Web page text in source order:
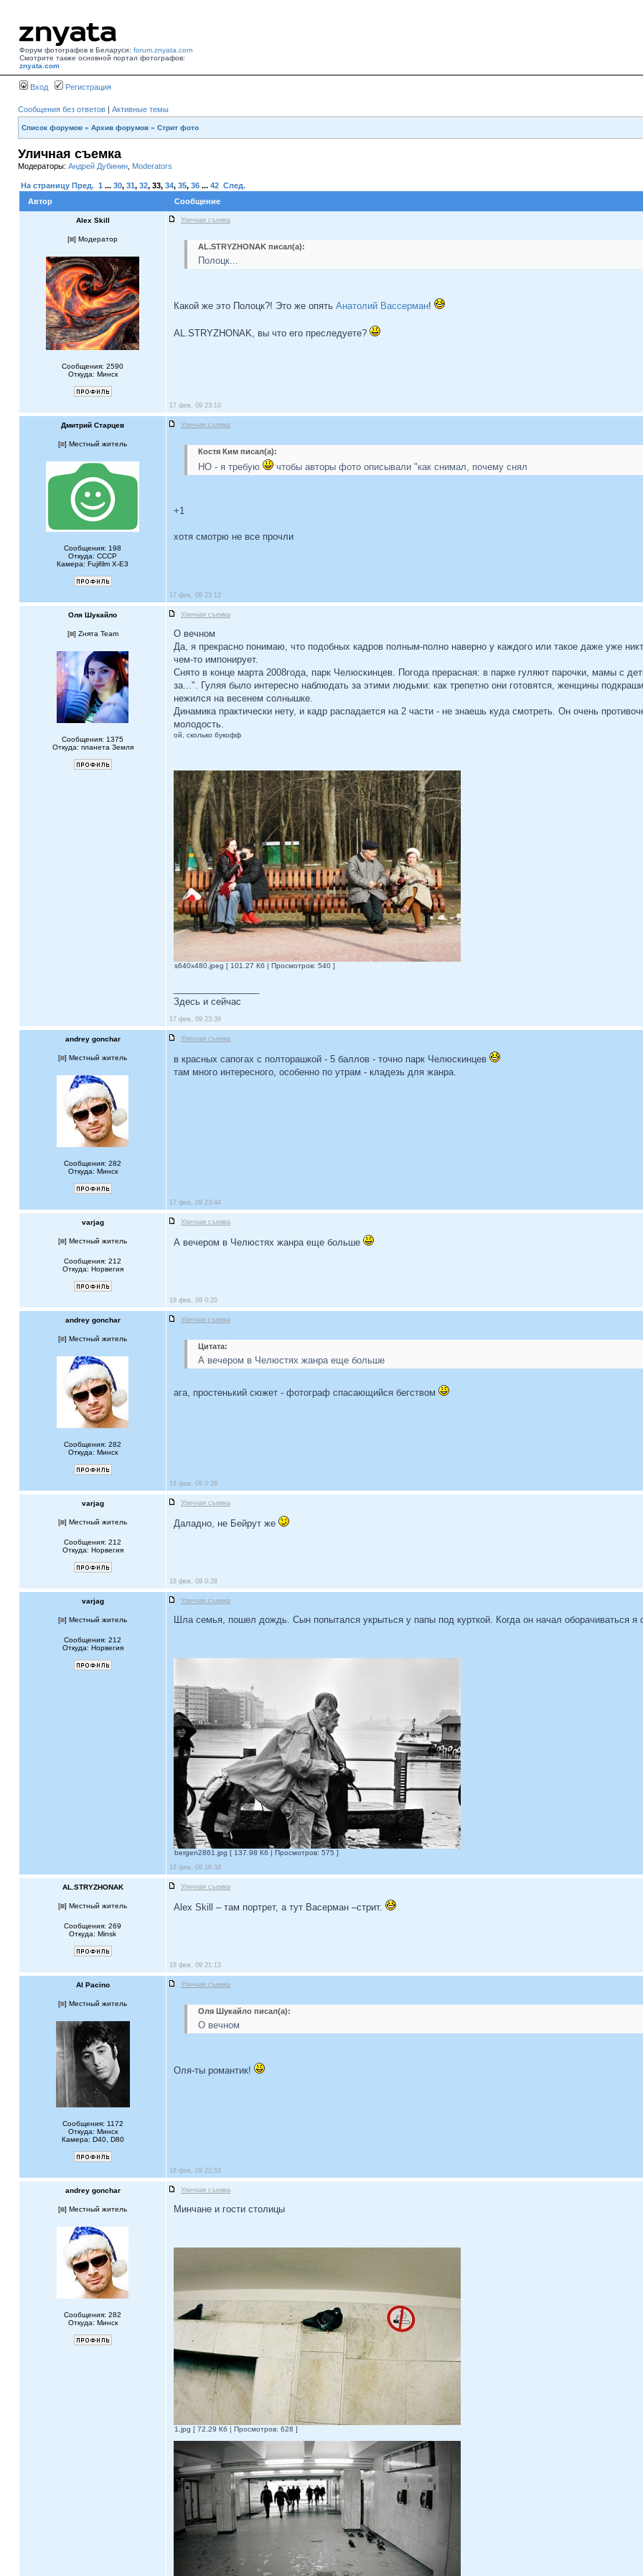
Форум фотографов в Беларуси: forum.znyata.com
Смотрите также основной портал фотографов:
znyata.com
Вход Регистрация
Сообщения без ответов | Активные темы
Список форумов » Архив форумов » Стрит фото
Уличная съемка
Модераторы: Андрей Дубинин Moderators
На страницу Пред. 1 ... 30, 31, 32, 33, 34, 35, 36 ... 42 След.
Автор
Сообщение
Alex Skill Уличная съемка
[ ] Модератор
Сообщения: 2590
Откуда: Минск
AL.STRYZHONAK писал(а):
Полоцк...
Какой же это Полоцк?! Это же опять Анатолий Вассерман!
AL.STRYZHONAK, вы что его преследуете?
17 фев, 09 23:10
Дмитрий Старцев Уличная съемка
[ ] Местный житель
Сообщения: 198
Откуда: СССР
Камера: Fujifilm X-Е3
Костя Ким писал(а):
НО - я требую чтобы авторы фото описывали "как снимал, почему снял
+1
хотя смотрю не все прочли
17 фев, 09 23:12
Оля Шукайло Уличная съемка
[ ] Zнята Team
Сообщения: 1375
Откуда: планета Земля
О вечном
Да, я прекрасно понимаю, что подобных кадров полным-полно наверно у каждого или такое даже уже
чем-то импонирует.
Снято в конце марта 2008года, парк Челюскинцев. Погода прерасная: в парке гуляют парочки, мамы с
за...". Гуляя было интересно наблюдать за этими людьми: как трепетно они готовятся, женщины
нежился на весенем солнышке.
Динамика практически нету, и кадр распадается на 2 части - не знаешь куда смотреть. Он очень
молодость.
ой, сколько букофф
s640x480.jpeg [ 101.27 Кб | Просмотров: 540 ]
Здесь и сейчас
17 фев, 09 23:39
andrey gonchar Уличная съемка
[ ] Местный житель
Сообщения: 282
Откуда: Минск
в красных сапогах с полторашкой - 5 баллов - точно парк Челюскинцев
там много интересного, особенно по утрам - кладезь для жанра.
17 фев, 09 23:44
varjag Уличная съемка
[ ] Местный житель
Сообщения: 212
Откуда: Норвегия
А вечером в Челюстях жанра еще больше
18 фев, 09 0:20
andrey gonchar Уличная съемка
[ ] Местный житель
Сообщения: 282
Откуда: Минск
Цитата:
А вечером в Челюстях жанра еще больше
ага, простенький сюжет - фотограф спасающийся бегством
18 фев, 09 0:26
varjag Уличная съемка
[ ] Местный житель
Сообщения: 212
Откуда: Норвегия
Даладно, не Бейрут же
18 фев, 09 0:28
varjag Уличная съемка
[ ] Местный житель
Сообщения: 212
Откуда: Норвегия
Шла семья, пошел дождь. Сын попытался укрыться у папы под курткой. Когда он начал оборачиваться я
bergen2861.jpg [ 137.98 Кб | Просмотров: 575 ]
18 фев, 09 18:34
AL.STRYZHONAK Уличная съемка
[ ] Местный житель
Сообщения: 269
Откуда: Minsk
Alex Skill – там портрет, а тут Васерман –стрит.
18 фев, 09 21:13
Al Pacino Уличная съемка
[ ] Местный житель
Сообщения: 1172
Откуда: Минск
Камера: D40, D80
Оля Шукайло писал(а):
О вечном
Оля-ты романтик!
18 фев, 09 22:53
andrey gonchar Уличная съемка
[ ] Местный житель
Сообщения: 282
Откуда: Минск
Минчане и гости столицы
1.jpg [ 72.29 Кб | Просмотров: 628 ]